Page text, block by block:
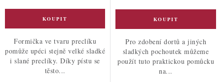
Formička ve tvaru preclíku
pomůže upéci stejně velké sladké
i slané preclíky. Díky pístu se
těsto...
Pro zdobení dortů a jiných
sladkých pochoutek můžeme
použít tuto praktickou pomůcku
na...